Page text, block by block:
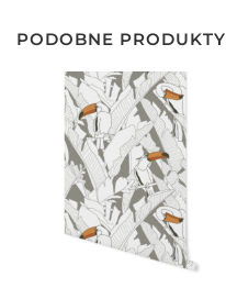
PODOBNE PRODUKTY